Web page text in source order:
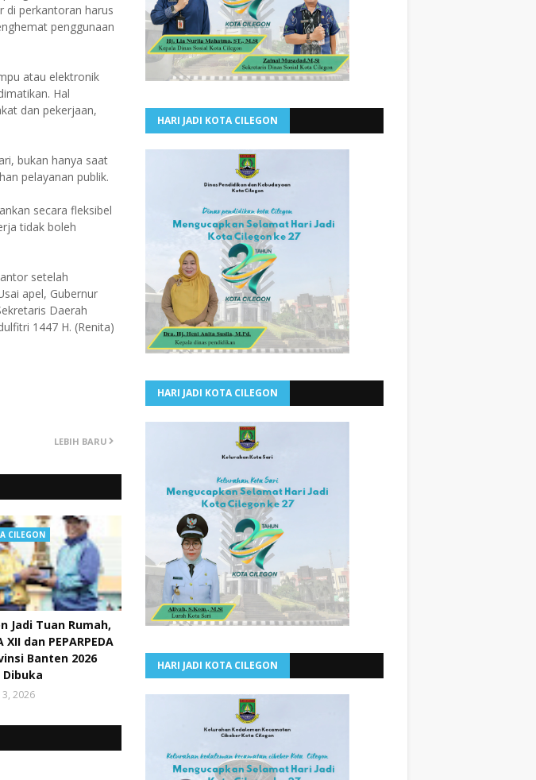
di perkantoran harus
penggunaan
atau elektronik
Hal
dan pekerjaan,
bukan hanya saat
pelayanan publik.
secara fleksibel
tidak boleh
setelah
apel, Gubernur
Daerah
1447 H. (Renita)
LEBIH BARU
CILEGON
Jadi Tuan Rumah,
XII dan PEPARPEDA
Banten 2026
Dibuka
2026
HARI JADI KOTA CILEGON
HARI JADI KOTA CILEGON
HARI JADI KOTA CILEGON